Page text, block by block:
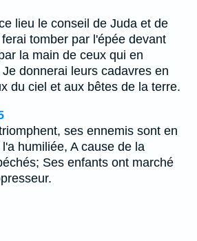
lieu le conseil de Juda et de
tomber par l'épée devant
la main de ceux qui en
donnerai leurs cadavres en
du ciel et aux bêtes de la terre.
ses ennemis sont en
humiliée, A cause de la
Ses enfants ont marché